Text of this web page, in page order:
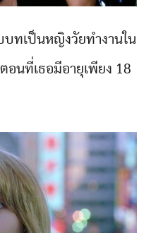
บทเป็นหญิงวัยทำงานใน
อนที่เธอมีอายุเพียง 18